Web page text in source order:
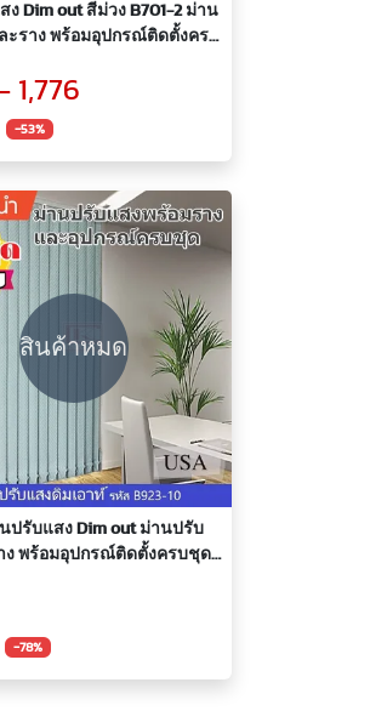
Dim out สีม่วง B701-2 ม่าน
ะราง พร้อมอุปกรณ์ติดตั้งครบ
1,776
-53%
สินค้าหมด
นปรับแสง Dim out ม่านปรับ
ง พร้อมอุปกรณ์ติดตั้งครบชุด
-78%